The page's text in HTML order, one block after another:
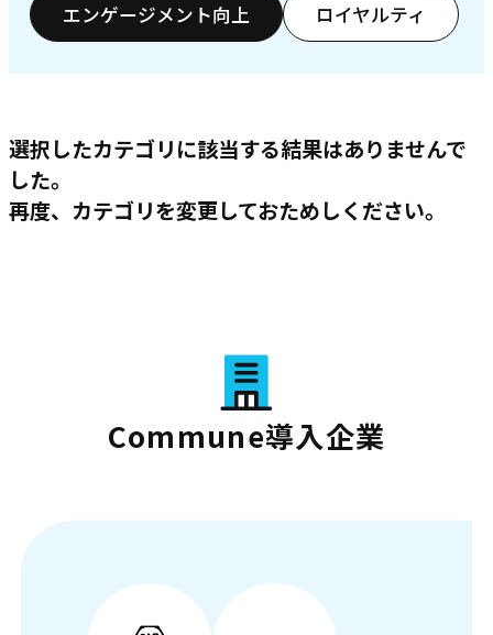
エンゲージメント向上 ロイヤルティ
選択したカテゴリに該当する結果はありませんで
した。
再度、カテゴリを変更しておためしください。
Commune導入企業